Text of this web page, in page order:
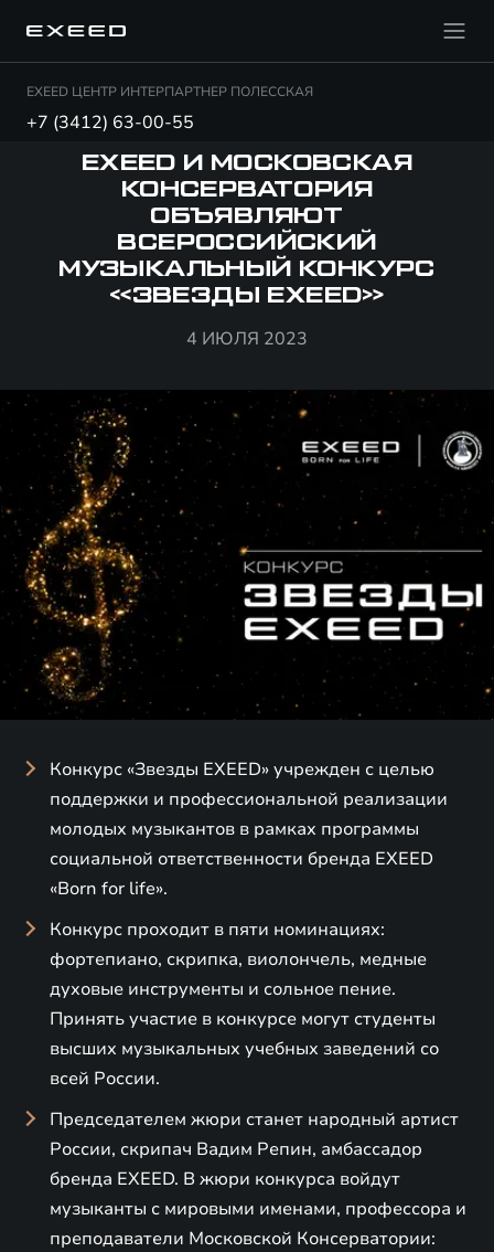
EXEED ЦЕНТР ИНТЕРПАРТНЕР ПОЛЕССКАЯ
+7 (3412) 63-00-55
EXEED И МОСКОВСКАЯ
КОНСЕРВАТОРИЯ
ОБЪЯВЛЯЮТ
ВСЕРОССИЙСКИЙ
МУЗЫКАЛЬНЫЙ КОНКУРС
«ЗВЕЗДЫ EXEED»
4 ИЮЛЯ 2023
Конкурс «Звезды EXEED» учрежден с целью
поддержки и профессиональной реализации
молодых музыкантов в рамках программы
социальной ответственности бренда EXEED
«Born for life».
Конкурс проходит в пяти номинациях:
фортепиано, скрипка, виолончель, медные
духовые инструменты и сольное пение.
Принять участие в конкурсе могут студенты
высших музыкальных учебных заведений со
всей России.
Председателем жюри станет народный артист
России, скрипач Вадим Репин, амбассадор
бренда EXEED. В жюри конкурса войдут
музыканты с мировыми именами, профессора и
преподаватели Московской Консерватории: